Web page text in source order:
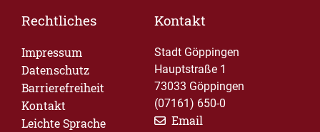
Rechtliches
Impressum
Datenschutz
Barrierefreiheit
Kontakt
Leichte Sprache
Kontakt
Stadt Göppingen
Hauptstraße 1
73033 Göppingen
(07161) 650-0
Email